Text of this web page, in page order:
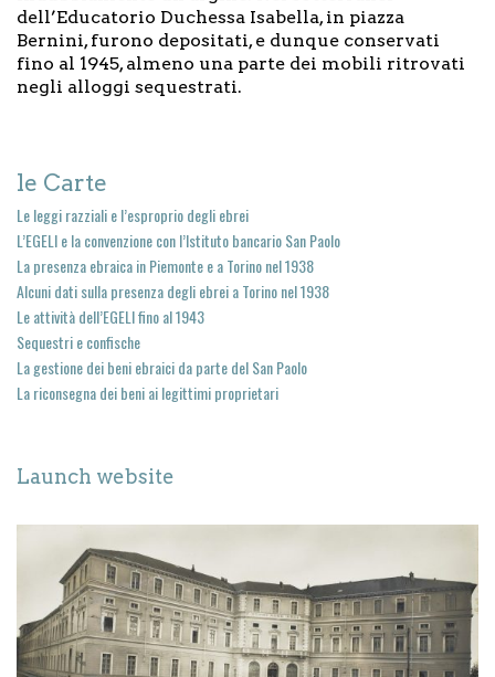
dell’Educatorio Duchessa Isabella, in piazza
Bernini, furono depositati, e dunque conservati
fino al 1945, almeno una parte dei mobili ritrovati
negli alloggi sequestrati.
le Carte
Le leggi razziali e l’esproprio degli ebrei
L’EGELI e la convenzione con l’Istituto bancario San Paolo
La presenza ebraica in Piemonte e a Torino nel 1938
Alcuni dati sulla presenza degli ebrei a Torino nel 1938
Le attività dell’EGELI fino al 1943
Sequestri e confische
La gestione dei beni ebraici da parte del San Paolo
La riconsegna dei beni ai legittimi proprietari
Launch website